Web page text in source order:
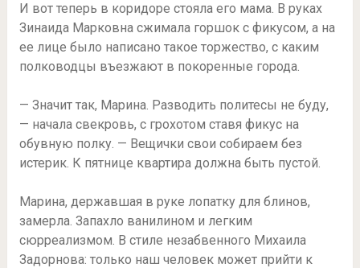
И вот теперь в коридоре стояла его мама. В руках
Зинаида Марковна сжимала горшок с фикусом, а на
ее лице было написано такое торжество, с каким
полководцы въезжают в покоренные города.
— Значит так, Марина. Разводить политесы не буду,
— начала свекровь, с грохотом ставя фикус на
обувную полку. — Вещички свои собираем без
истерик. К пятнице квартира должна быть пустой.
Марина, державшая в руке лопатку для блинов,
замерла. Запахло ванилином и легким
сюрреализмом. В стиле незабвенного Михаила
Задорнова: только наш человек может прийти к